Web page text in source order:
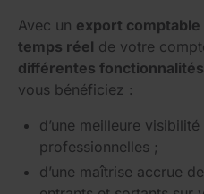
Avec un export
temps réel de votre
différentes fonctionnalités
vous bénéficiez :
d’une meilleure
professionnelles ;
d’une maîtrise accrue